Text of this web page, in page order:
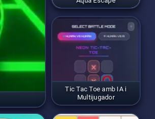
Tic Tac Toe amb IA i
Multijugador